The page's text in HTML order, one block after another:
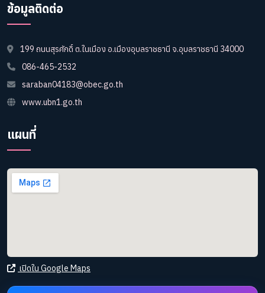
ข้อมูลติดต่อ
199 ถนนสุรศักดิ์ ต.ในเมือง อ.เมืองอุบลราชธานี จ.อุบลราชธานี 34000
086-465-2532
saraban04183@obec.go.th
www.ubn1.go.th
แผนที่
เปิดใน Google Maps